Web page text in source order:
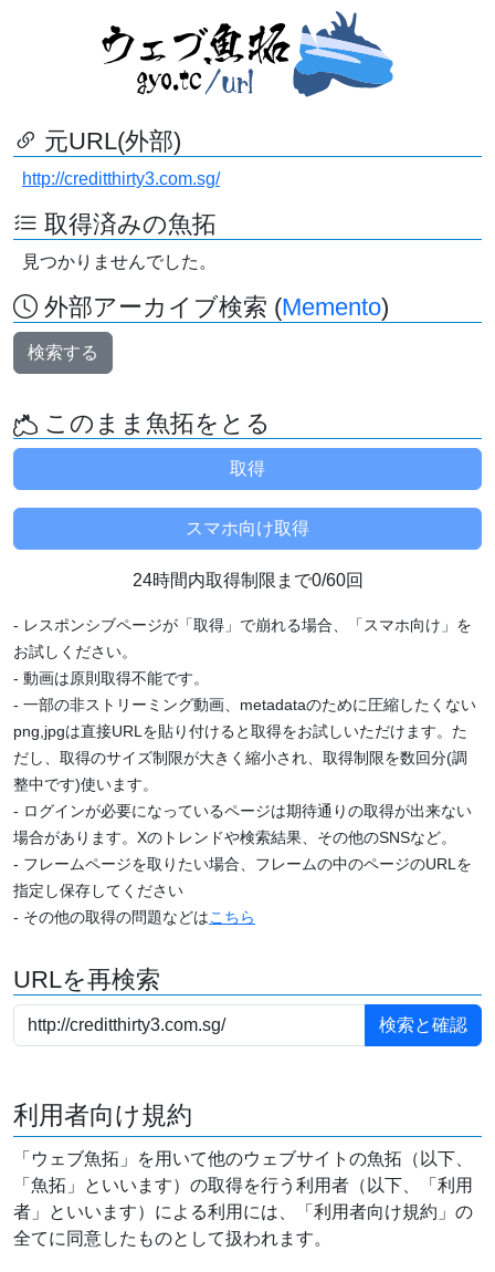
元URL(外部)
http://creditthirty3.com.sg/
取得済みの魚拓
見つかりませんでした。
外部アーカイブ検索 (Memento)
検索する
このまま魚拓をとる
24時間内取得制限まで0/60回
- レスポンシブページが「取得」で崩れる場合、「スマホ向け」を
お試しください。
- 動画は原則取得不能です。
- 一部の非ストリーミング動画、metadataのために圧縮したくない
png,jpgは直接URLを貼り付けると取得をお試しいただけます。た
だし、取得のサイズ制限が大きく縮小され、取得制限を数回分(調
整中です)使います。
- ログインが必要になっているページは期待通りの取得が出来ない
場合があります。Xのトレンドや検索結果、その他のSNSなど。
- フレームページを取りたい場合、フレームの中のページのURLを
指定し保存してください
- その他の取得の問題などはこちら
URLを再検索
利用者向け規約
「ウェブ魚拓」を用いて他のウェブサイトの魚拓（以下、
「魚拓」といいます）の取得を行う利用者（以下、「利用
者」といいます）による利用には、「利用者向け規約」の
全てに同意したものとして扱われます。